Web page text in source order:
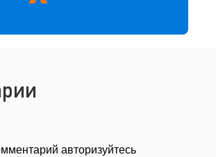
авторизуйтесь